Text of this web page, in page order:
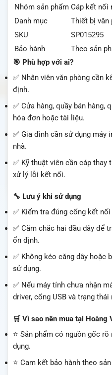
Nhóm sản phẩm Cáp kết nối
Danh mục
Thiết bị văn
SKU
SP015295
Bảo hành
Theo sản
🎯 Phù hợp với ai?
✅ Nhân viên văn phòng cần
định.
✅ Cửa hàng, quầy bán hàng,
hóa đơn hoặc tài liệu.
✅ Gia đình cần sử dụng máy
nhà.
✅ Kỹ thuật viên cần cáp
xử lý lỗi kết nối.
🔧 Lưu ý khi sử dụng
✅ Kiểm tra đúng cổng kết
✅ Cắm chắc hai đầu dây để
ổn định.
✅ Không kéo căng dây hoặc
sử dụng.
✅ Nếu máy tính chưa nhận
driver, cổng USB và trạng thái
🛒 Vì sao nên mua tại Hoàng
⭐ Sản phẩm có nguồn gốc
dụng.
⭐ Cam kết bảo hành theo